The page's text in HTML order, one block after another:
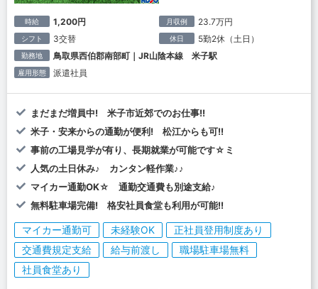
時給 1,200円 月収例 23.7万円
シフト 3交替 休日 5勤2休（土日）
勤務地 鳥取県西伯郡南部町｜JR山陰本線 米子駅
雇用形態 派遣社員
まだまだ増員中! 米子市近郊でのお仕事!!
米子・安来からの通勤が便利! 松江からも可!!
事前の工場見学が有り、長期就業が可能です☆ミ
人気の土日休み♪ カンタン軽作業♪♪
マイカー通勤OK☆ 通勤交通費も別途支給♪
無料駐車場完備! 格安社員食堂も利用が可能!!
マイカー通勤可 未経験OK
正社員登用制度あり
交通費規定支給
給与前渡し
職場駐車場無料
社員食堂あり